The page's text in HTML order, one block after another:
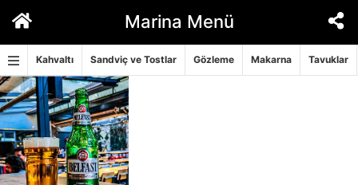
Marina Menü
Kahvaltı Sandviç ve Tostlar Gözleme Makarna Tavuklar